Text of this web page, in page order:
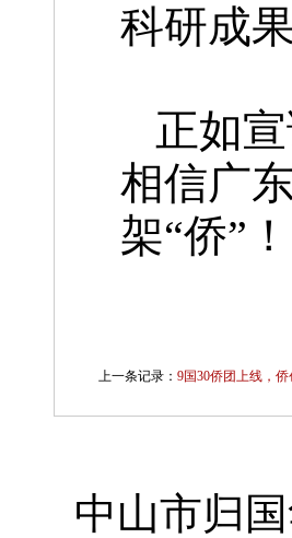
科研成
正如
相信广
架“侨”！
上一条记录： 9国30侨团上线，
中山市归